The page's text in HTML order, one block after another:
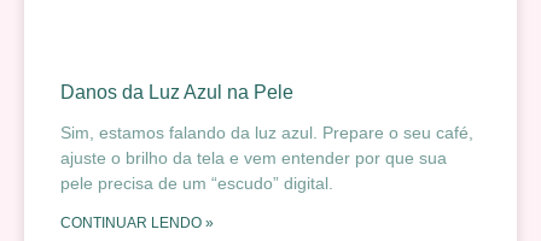
Danos da Luz Azul na Pele
Sim, estamos falando da luz azul. Prepare o seu café,
ajuste o brilho da tela e vem entender por que sua
pele precisa de um “escudo” digital.
CONTINUAR LENDO »